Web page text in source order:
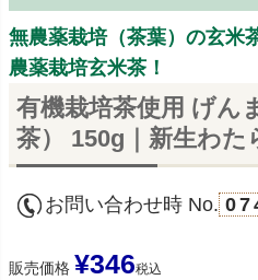
無農薬栽培（茶葉）の玄米
農薬栽培玄米茶！
有機栽培茶使用 げん
茶） 150g｜新生わた
お問い合わせ時 No.
販売価格 ¥346税込